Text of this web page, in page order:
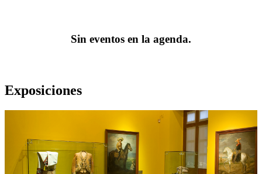
Sin eventos en la agenda.
Exposiciones